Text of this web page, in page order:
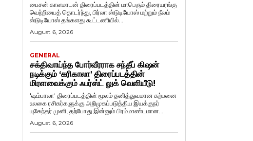
பைசன் காளமாடன் திரைப்படத்தின் மாபெரும் திரையரங்கு
வெற்றியைத் தொடர்ந்து, பிர்லா ஸ்டுடியோஸ் மற்றும் நீலம்
ஸ்டுடியோஸ் தங்களது கூட்டணியில்...
August 6, 2026
GENERAL
சக்திவாய்ந்த போர்வீரராக சந்தீப் கிஷன்
நடிக்கும் ‘கரிகாலா’ திரைப்படத்தின்
மிரளவைக்கும் ஃபர்ஸ்ட் லுக் வெளியீடு!
'ஷம்பாலா' திரைப்படத்தின் மூலம் தனித்துவமான கற்பனை
உலகை ரசிகர்களுக்கு அறிமுகப்படுத்திய இயக்குநர்
யுகேந்தர் முனி, தற்போது இன்னும் பிரம்மாண்டமான...
August 6, 2026